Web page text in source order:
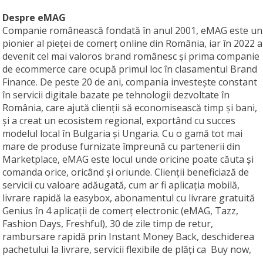
Despre eMAG
Companie românească fondată în anul 2001, eMAG este un
pionier al pieţei de comerţ online din România, iar în 2022 a
devenit cel mai valoros brand românesc şi prima companie
de ecommerce care ocupă primul loc în clasamentul Brand
Finance. De peste 20 de ani, compania investește constant
în servicii digitale bazate pe tehnologii dezvoltate în
România, care ajută clienții să economisească timp și bani,
și a creat un ecosistem regional, exportând cu succes
modelul local în Bulgaria și Ungaria. Cu o gamă tot mai
mare de produse furnizate împreună cu partenerii din
Marketplace, eMAG este locul unde oricine poate căuta și
comanda orice, oricând și oriunde. Clienții beneficiază de
servicii cu valoare adăugată, cum ar fi aplicația mobilă,
livrare rapidă la easybox, abonamentul cu livrare gratuită
Genius în 4 aplicații de comerț electronic (eMAG, Tazz,
Fashion Days, Freshful), 30 de zile timp de retur,
rambursare rapidă prin Instant Money Back, deschiderea
pachetului la livrare, servicii flexibile de plăți ca Buy now,